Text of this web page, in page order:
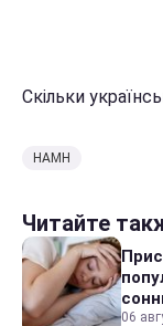
Скільки
НАМН
Читайте
06